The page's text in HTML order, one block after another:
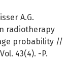
A.G.
radiotherapy
probability //
43(4). -P.